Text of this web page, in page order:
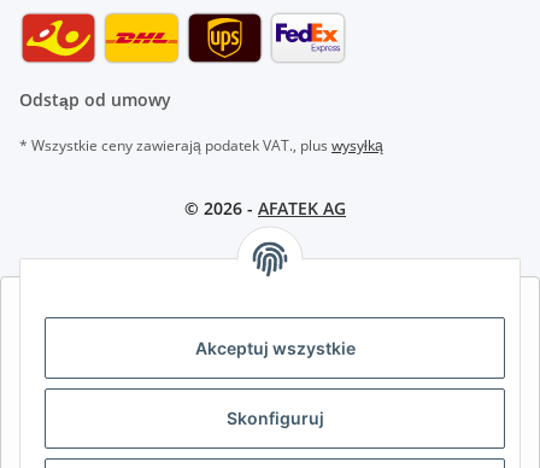
Akceptuj wszystkie
Skonfiguruj
Odstąp od umowy
* Wszystkie ceny zawierają podatek VAT., plus wysyłką
© 2026 - AFATEK AG
AFATEK INTERNATIONAL – WYBIERZ REGION I JĘZYK | SELECT
DE AT CH (DE) CH (FR)
BE (NL) BE (FR)